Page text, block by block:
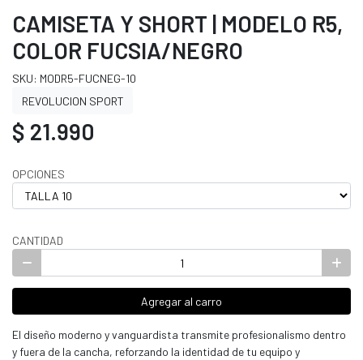
CAMISETA Y SHORT | MODELO R5,
COLOR FUCSIA/NEGRO
SKU: MODR5-FUCNEG-10
REVOLUCION SPORT
$ 21.990
OPCIONES
CANTIDAD
Agregar al carro
El diseño moderno y vanguardista transmite profesionalismo dentro
y fuera de la cancha, reforzando la identidad de tu equipo y